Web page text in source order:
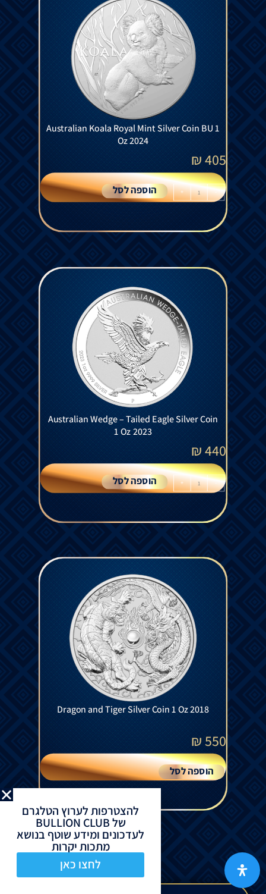
Australian Koala Royal Mint Silver Coin BU 1
Oz 2024
405
₪
-
+ הוספה לסל
Australian Wedge – Tailed Eagle Silver Coin
1 Oz 2023
440
₪
-
+ הוספה לסל
Dragon and Tiger Silver Coin 1 Oz 2018
550
₪
הוספה לסל
להצטרפות לערוץ הטלגרם
של BULLION CLUB
לעדכונים ומידע שוטף בנושא
מתכות יקרות
לחצו כאן